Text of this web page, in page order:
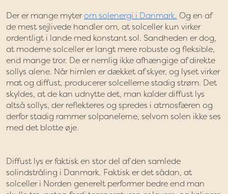
Der er mange myterom solenergi i Danmark. Og en af
de mest sejlivede handler om, at solceller kun virker
ordentligt i lande med konstant sol. Sandheden er dog,
at moderne solceller er langt mere robuste og fleksible,
end mange tror. De er nemlig ikke afhængige af direkte
sollys alene. Når himlen er dækket af skyer, og lyset virker
mat og diffust, producerer solcellerne stadig strøm. Det
skyldes, at de kan udnytte det, man kalder diffust lys
altså sollys, der reflekteres og spredes i atmosfæren og
derfor stadig rammer solpanelerne, selvom solen ikke ses
med det blotte øje.
Diffust lys er faktisk en stor del af den samlede
solindstråling i Danmark. Faktisk er det sådan, at
solceller i Norden generelt performer bedre end man